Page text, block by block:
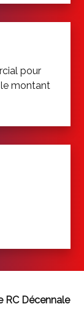
pour
montant
RC Décennale